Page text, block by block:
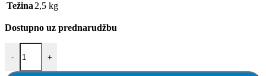
Težina 2,5 kg
Dostupno uz prednarudžbu
-
CMI čekić bušilica C-BH 800C količina
+